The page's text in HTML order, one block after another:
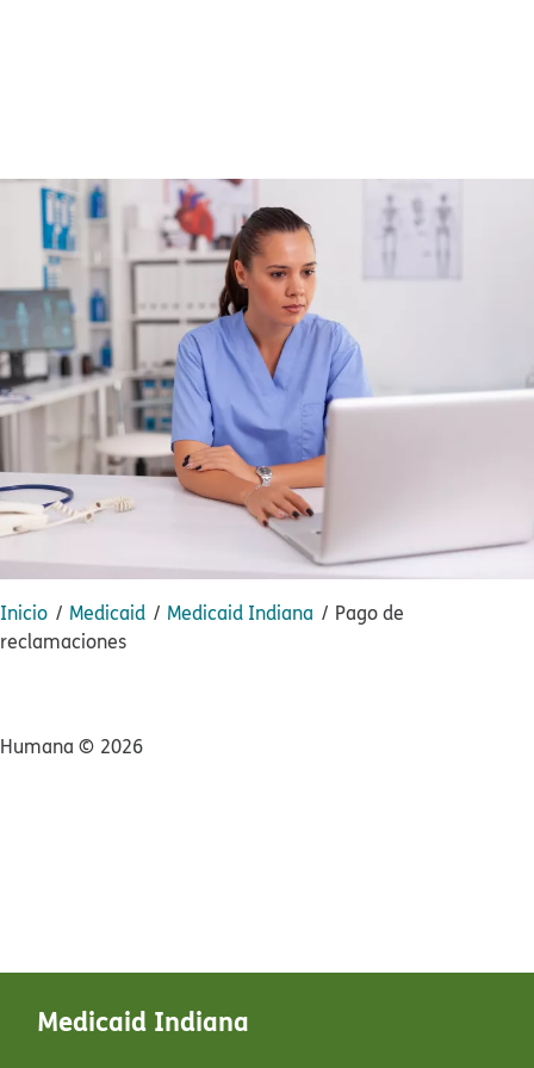
Inicio​​ Medicaid​​ Medicaid Indiana​​
Pago de
reclamaciones​​
Medicaid Indiana​​
Humana ©​​ 2026​​